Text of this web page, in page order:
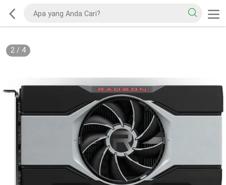
2/ 4